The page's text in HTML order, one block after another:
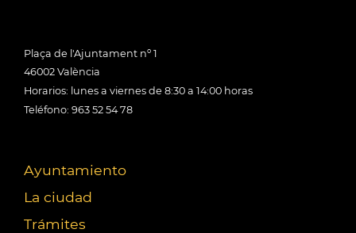
Plaça de l'Ajuntament nº 1
46002 València
Horarios: lunes a viernes de 8:30 a 14:00 horas
Teléfono: 963 52 54 78
Ayuntamiento
La ciudad
Trámites